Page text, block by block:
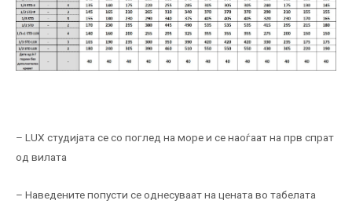
– LUX студијата се со поглед на море и се наоѓаат на прв спрат
од вилата
– Наведените попусти се однесуваат на цената во табелата